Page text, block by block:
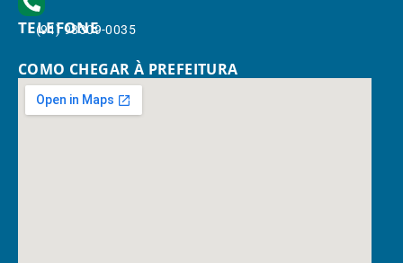
TELEFONE
(91) 98309-0035
COMO CHEGAR À PREFEITURA